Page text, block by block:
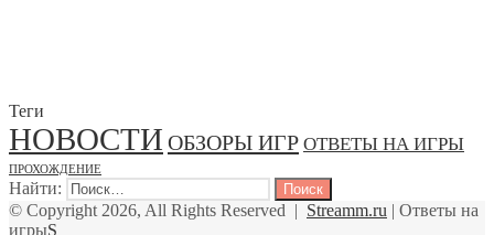
Теги
НОВОСТИ ОБЗОРЫ ИГР ОТВЕТЫ НА ИГРЫ
ПРОХОЖДЕНИЕ
Найти:
© Copyright 2026, All Rights Reserved | Streamm.ru | Ответы на
игрыS